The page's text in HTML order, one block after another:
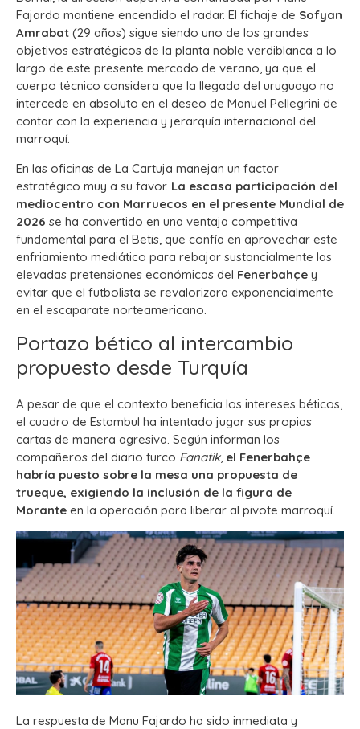
Fajardo mantiene encendido el radar. El fichaje de Sofyan
Amrabat (29 años) sigue siendo uno de los grandes
objetivos estratégicos de la planta noble verdiblanca a lo
largo de este presente mercado de verano, ya que el
cuerpo técnico considera que la llegada del uruguayo no
intercede en absoluto en el deseo de Manuel Pellegrini de
contar con la experiencia y jerarquía internacional del
marroquí.
En las oficinas de La Cartuja manejan un factor
estratégico muy a su favor. La escasa participación del
mediocentro con Marruecos en el presente Mundial de
2026 se ha convertido en una ventaja competitiva
fundamental para el Betis, que confía en aprovechar este
enfriamiento mediático para rebajar sustancialmente las
elevadas pretensiones económicas del Fenerbahçe y
evitar que el futbolista se revalorizara exponencialmente
en el escaparate norteamericano.
Portazo bético al intercambio
propuesto desde Turquía
A pesar de que el contexto beneficia los intereses béticos,
el cuadro de Estambul ha intentado jugar sus propias
cartas de manera agresiva. Según informan los
compañeros del diario turco Fanatik, el Fenerbahçe
habría puesto sobre la mesa una propuesta de
trueque, exigiendo la inclusión de la figura de
Morante en la operación para liberar al pivote marroquí.
La respuesta de Manu Fajardo ha sido inmediata y